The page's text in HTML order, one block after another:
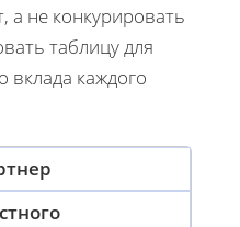
а не конкурировать
таблицу для
вклада каждого